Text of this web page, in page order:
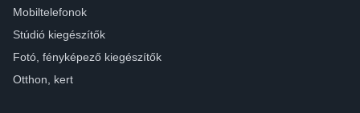
Mobiltelefonok
Stúdió kiegészítők
Fotó, fényképező kiegészítők
Otthon, kert